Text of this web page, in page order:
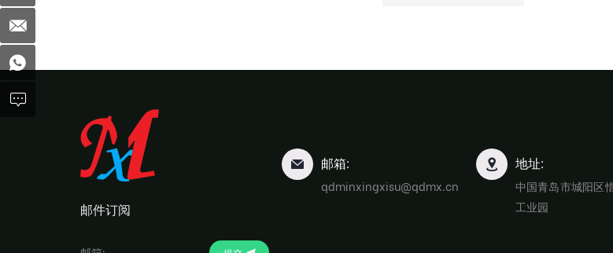
邮件订阅
邮箱:
qdminxingxisu@qdmx.cn
地址:
中国青岛市城阳区
工业园